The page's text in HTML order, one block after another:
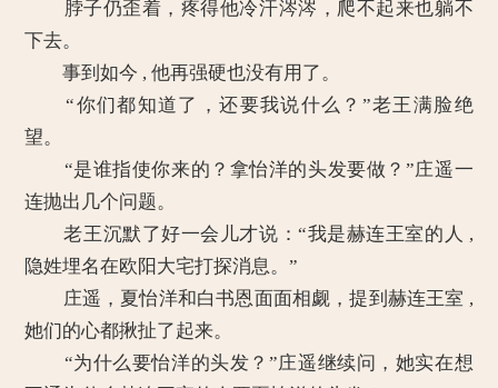
脖子仍歪着，疼得他冷汗涔涔，爬不起来也躺不
下去。
事到如今 , 他再强硬也没有用了。
“你们都知道了，还要我说什么？”老王满脸绝
望。
“是谁指使你来的？拿怡洋的头发要做？”庄遥一
连抛出几个问题。
老王沉默了好一会儿才说：“我是赫连王室的人 ,
隐姓埋名在欧阳大宅打探消息。”
庄遥，夏怡洋和白书恩面面相觑，提到赫连王室 ,
她们的心都揪扯了起来。
“为什么要怡洋的头发？”庄遥继续问，她实在想